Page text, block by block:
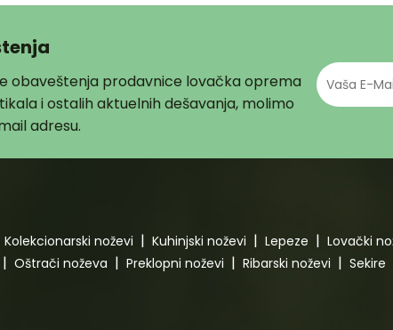
obaveštenja prodavnice lovačka oprema
i ostalih aktuelnih dešavanja, molimo
adresu.
Kolekcionarski noževi Kuhinjski noževi Lepeze Lovački
Oštrači noževa Preklopni noževi Ribarski noževi Sekire